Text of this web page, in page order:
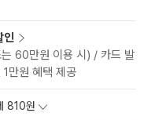
인
60만원 이용 시) / 카드 발
만원 혜택 제공
810원